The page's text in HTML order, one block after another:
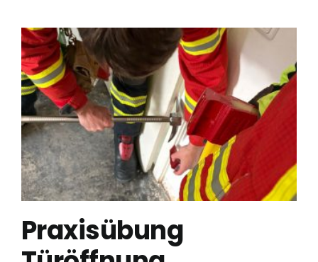
Praxisübung